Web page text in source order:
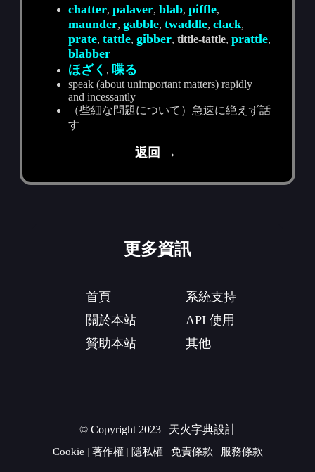
chatter,palaver,blab,piffle,
maunder,gabble,twaddle,clack,
prate,tattle,gibber,tittle-tattle,prattle,
blabber
ほざく , 喋る
speak (about unimportant matters) rapidly
and incessantly
（些細な問題について）急速に絶えず話
す
返回 →
更多資訊
首頁
關於本站
贊助本站
系統支持
API 使用
其他
© Copyright 2023 | 天火字典設計
Cookie | 著作權| 隱私權| 免責條款 | 服務條款